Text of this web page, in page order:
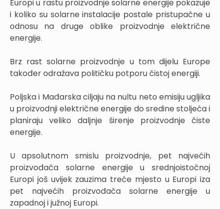
Europi u rastu proizvodnje solarne energije pokazuje
i koliko su solarne instalacije postale pristupačne u
odnosu na druge oblike proizvodnje električne
energije.
Brz rast solarne proizvodnje u tom dijelu Europe
također odražava političku potporu čistoj energiji.
Poljska i Mađarska ciljaju na nultu neto emisiju ugljika
u proizvodnji električne energije do sredine stoljeća i
planiraju veliko daljnje širenje proizvodnje čiste
energije.
U apsolutnom smislu proizvodnje, pet najvećih
proizvođača solarne energije u srednjoistočnoj
Europi još uvijek zauzima treće mjesto u Europi iza
pet najvećih proizvođača solarne energije u
zapadnoj i južnoj Europi.